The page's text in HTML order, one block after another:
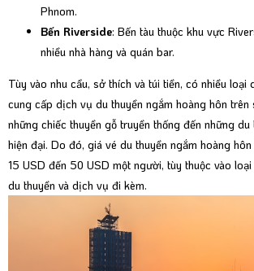
Phnom.
Bến Riverside: Bến tàu thuộc khu vực
nhiều nhà hàng và quán bar.
Tùy vào nhu cầu, sở thích và túi tiền, có nhiều loại
cung cấp dịch vụ du thuyền ngắm hoàng hôn
những chiếc thuyền gỗ truyền thống đến những
hiện đại. Do đó, giá vé du thuyền ngắm hoàng
15 USD đến 50 USD một người, tùy thuộc vào
du thuyền và dịch vụ đi kèm.